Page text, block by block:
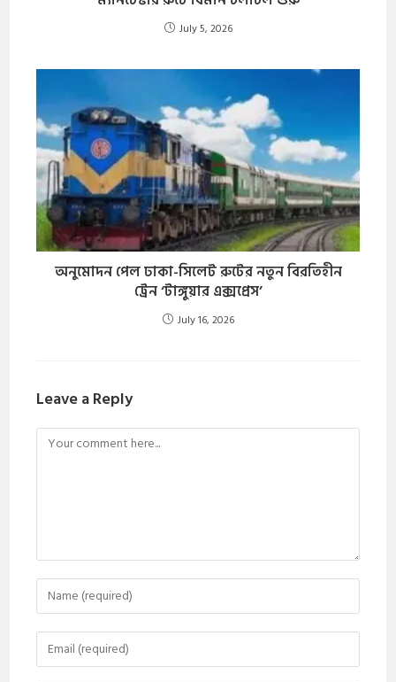
July 5, 2026
অনুমোদন পেল ঢাকা-সিলেট রুটের নতুন বিরতিহীন
ট্রেন ‘টাঙ্গুয়ার এক্সপ্রেস’
July 16, 2026
Leave a Reply